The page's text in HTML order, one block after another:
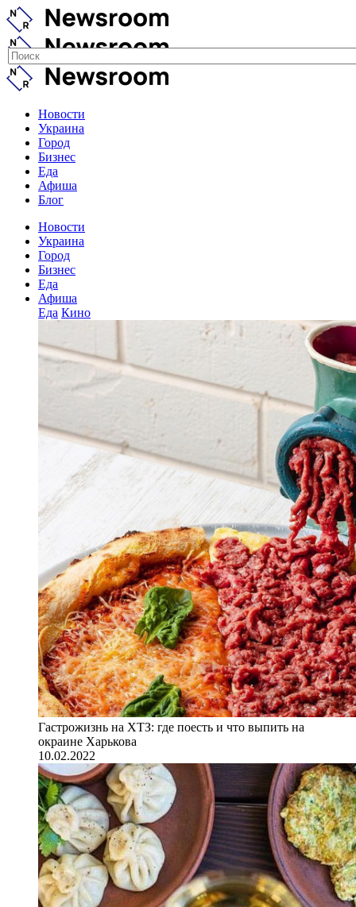
Новости
Украина
Город
Бизнес
Еда
Афиша
Блог
Новости
Украина
Город
Бизнес
Еда
Афиша
Еда Кино
Гастрожизнь на ХТЗ: где поесть и что выпить на
окраине Харькова
10.02.2022